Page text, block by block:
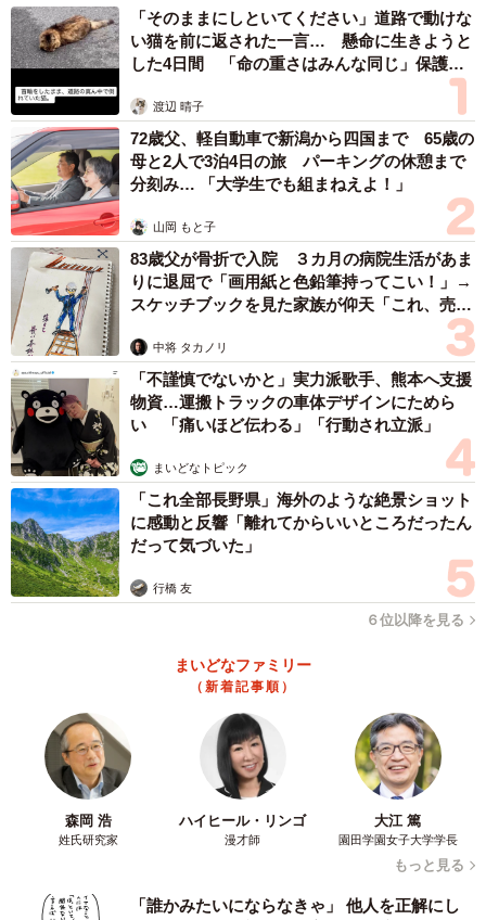
「そのままにしといてください」道路で動けな
い猫を前に返された一言… 懸命に生きようと
した4日間 「命の重さはみんな同じ」保護団
渡辺 晴子
72歳父、軽自動車で新潟から四国まで 65歳の
母と2人で3泊4日の旅 パーキングの休憩まで
分刻み… 「大学生でも組まねえよ！」
山岡 もと子
83歳父が骨折で入院 ３カ月の病院生活があま
りに退屈で「画用紙と色鉛筆持ってこい！」→
スケッチブックを見た家族が仰天「これ、売れ
中将 タカノリ
「不謹慎でないかと」実力派歌手、熊本へ支援
物資…運搬トラックの車体デザインにためら
い 「痛いほど伝わる」「行動され立派」
まいどなトピック
「これ全部長野県」海外のような絶景ショット
に感動と反響「離れてからいいところだったん
だって気づいた」
行橋 友
６位以降を見る
まいどなファミリー
（新着記事順）
森岡 浩
姓氏研究家
ハイヒール・リンゴ
漫才師
大江 篤
園田学園女子大学学長
もっと見る
「誰かみたいにならなきゃ」 他人を正解にし